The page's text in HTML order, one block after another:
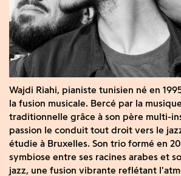
Wajdi Riahi, pianiste tunisien né en
la fusion musicale. Bercé par la
traditionnelle grâce à son père multi-
passion le conduit tout droit vers le
étudie à Bruxelles. Son trio formé en
symbiose entre ses racines arabes et
jazz, une fusion vibrante reflétant